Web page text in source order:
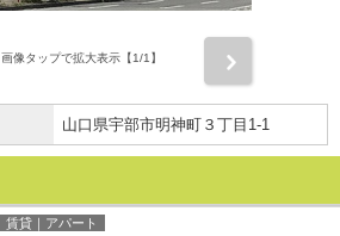
画像タップで拡大表示【1/1】
山口県宇部市明神町３丁目1-1
賃貸｜アパート